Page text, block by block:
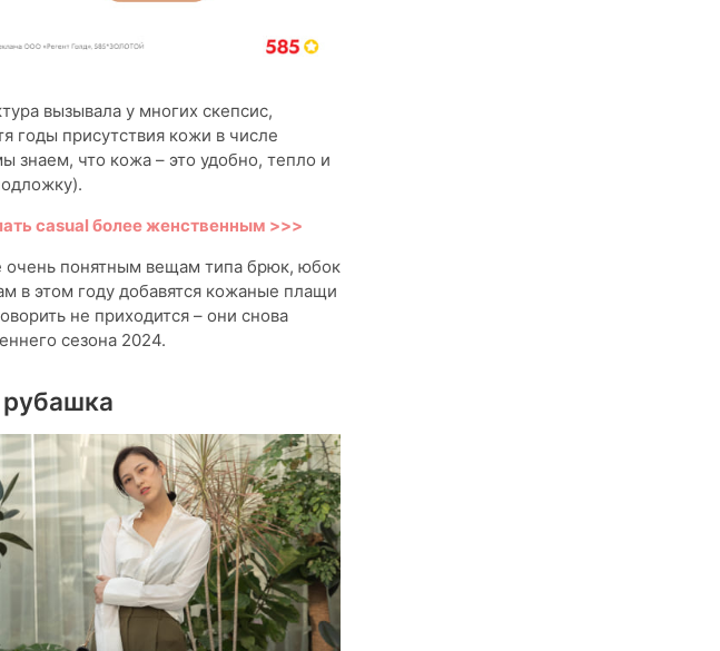
вызывала у многих скепсис,
годы присутствия кожи в числе
знаем, что кожа – это удобно, тепло и
casual более женственным >>>
очень понятным вещам типа брюк, юбок
этом году добавятся кожаные плащи
не приходится – они снова
сезона 2024.
рубашка